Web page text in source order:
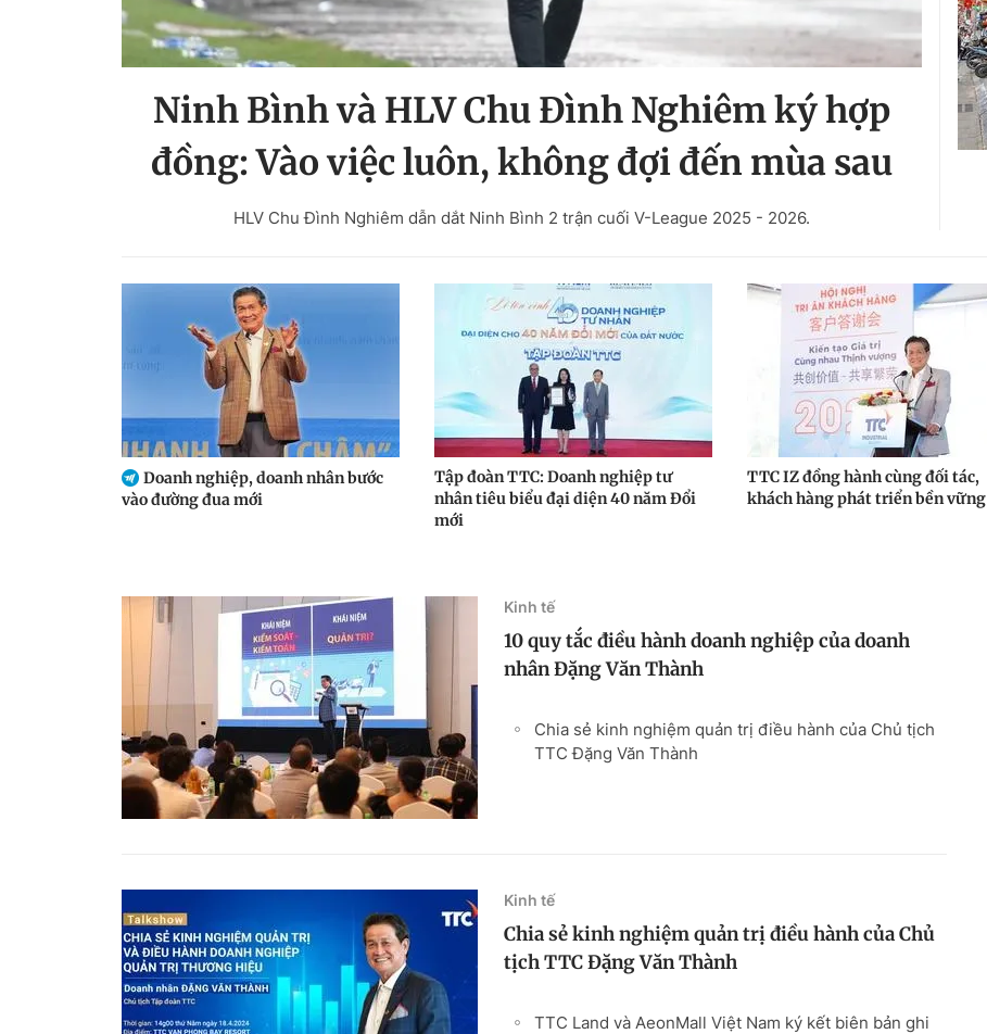
Ninh Bình và HLV Chu Đình Nghiêm ký hợp
đồng: Vào việc luôn, không đợi đến mùa sau
HLV Chu Đình Nghiêm dẫn dắt Ninh Bình 2 trận cuối V-League 2025 - 2026.
Doanh nghiệp, doanh nhân bước
vào đường đua mới
Tập đoàn TTC: Doanh nghiệp tư
nhân tiêu biểu đại diện 40 năm Đổi
mới
TTC IZ đồng hành cùng đối tác,
khách hàng phát triển bền vững
Kinh tế
10 quy tắc điều hành doanh nghiệp của doanh
nhân Đặng Văn Thành
Chia sẻ kinh nghiệm quản trị điều hành của Chủ tịch
TTC Đặng Văn Thành
Kinh tế
Chia sẻ kinh nghiệm quản trị điều hành của Chủ
tịch TTC Đặng Văn Thành
TTC Land và AeonMall Việt Nam ký kết biên bản ghi